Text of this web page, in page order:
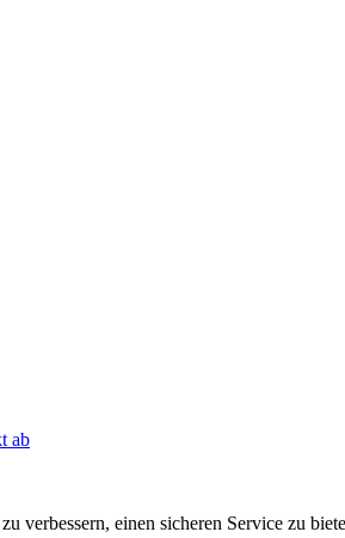
ab
verbessern, einen sicheren Service zu